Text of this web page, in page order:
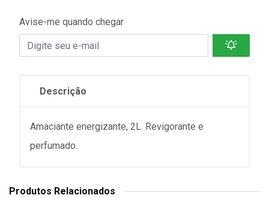
Avise-me quando chegar
Descrição
Amaciante energizante, 2L. Revigorante e
perfumado.
Produtos Relacionados